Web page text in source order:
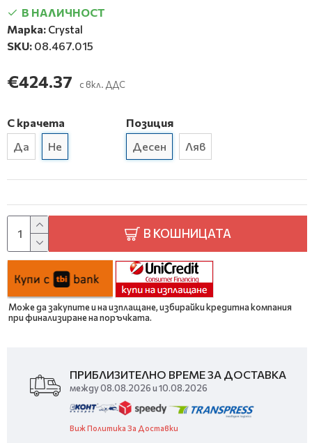
В НАЛИЧНОСТ
Марка: Crystal
SKU: 08.467.015
€424.37 с вкл. ДДС
С крачета
Да
Не
Позиция
Десен
Ляв
В КОШНИЦАТА
Може да закупите и на изплащане, избирайки кредитна компания
при финализиране на поръчката.
ПРИБЛИЗИТЕЛНО ВРЕМЕ ЗА ДОСТАВКА
между 08.08.2026 и 10.08.2026
Виж Политика За Доставки